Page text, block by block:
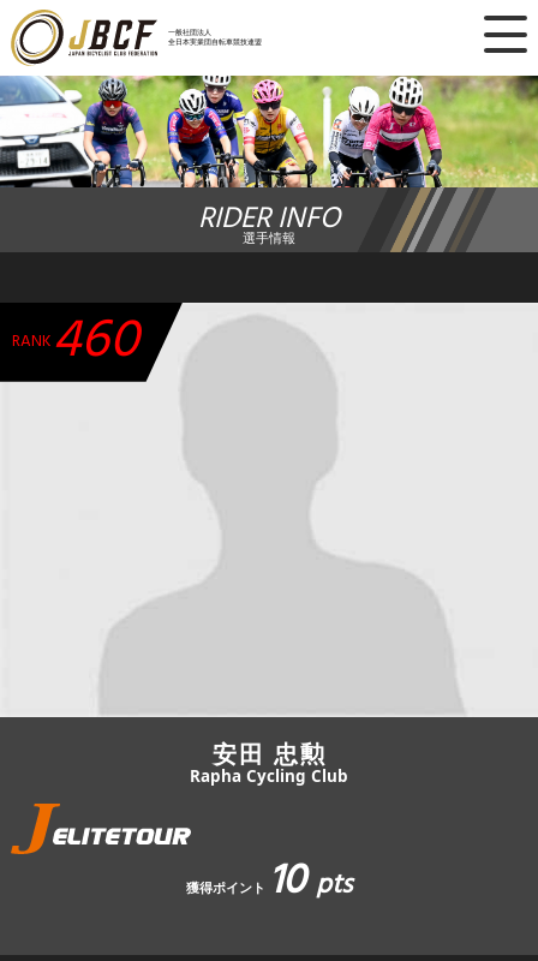
一般社団法人
全日本実業団自転車競技連盟
×
ニュース
レース日程
ランキング
チーム・選手
加盟・登録
エントリー
JBCF ROAD SERIESとは
RIDER INFO
選手情報
RANK460
安田 忠勲
Rapha Cycling Club
獲得ポイント 10pts